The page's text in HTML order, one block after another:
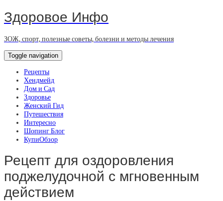
Здоровое Инфо
ЗОЖ, спорт, полезные советы, болезни и методы лечения
Toggle navigation
Рецепты
Хендмейд
Дом и Сад
Здоровье
Женский Гид
Путешествия
Интересно
Шопинг Блог
КупиОбзор
Рецепт для оздоровления
поджелудочной с мгновенным
действием